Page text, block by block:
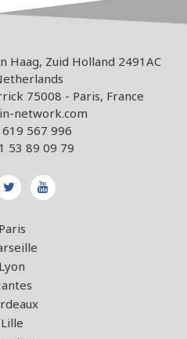
Haag, Zuid Holland 2491AC
75008 - Paris, France
network.com
619 567 996
53 89 09 79
Paris
Lyon
Lille